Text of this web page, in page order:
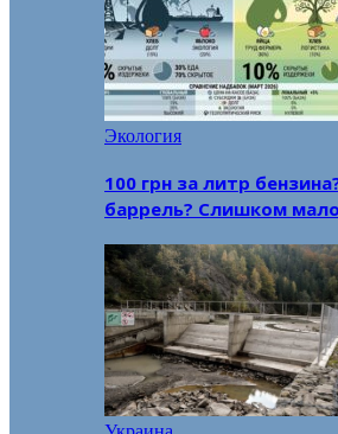
Экология
100 грн за литр
баррель? Слишком